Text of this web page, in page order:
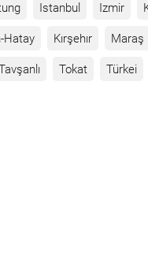
Istanbul Izmir
Hatay Kırşehır Maraş
Tokat Türkei